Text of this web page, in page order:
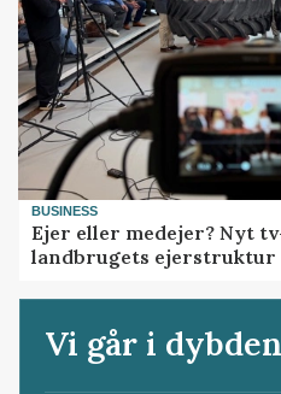
BUSINESS
Ejer eller medejer? Nyt
landbrugets ejerstruktur
Vi går i